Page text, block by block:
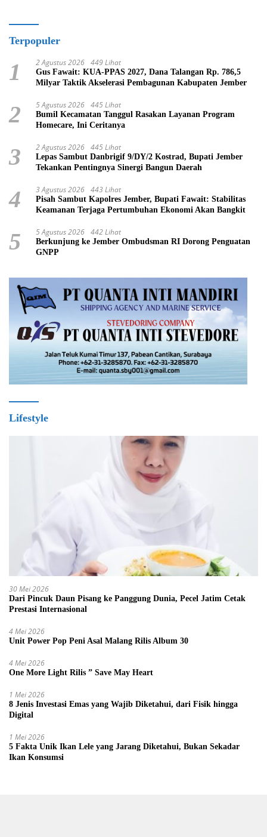
Terpopuler
1 2 Agustus 2026 449 Lihat
Gus Fawait: KUA-PPAS 2027, Dana Talangan Rp. 786,5
Milyar Taktik Akselerasi Pembagunan Kabupaten Jember
2 5 Agustus 2026 445 Lihat
Bumil Kecamatan Tanggul Rasakan Layanan Program
Homecare, Ini Ceritanya
3 2 Agustus 2026 445 Lihat
Lepas Sambut Danbrigif 9/DY/2 Kostrad, Bupati Jember
Tekankan Pentingnya Sinergi Bangun Daerah
4 3 Agustus 2026 443 Lihat
Pisah Sambut Kapolres Jember, Bupati Fawait: Stabilitas
Keamanan Terjaga Pertumbuhan Ekonomi Akan Bangkit
5 5 Agustus 2026 442 Lihat
Berkunjung ke Jember Ombudsman RI Dorong Penguatan
GNPP
Lifestyle
30 Mei 2026
Dari Pincuk Daun Pisang ke Panggung Dunia, Pecel Jatim Cetak
Prestasi Internasional
4 Mei 2026
Unit Power Pop Peni Asal Malang Rilis Album 30
4 Mei 2026
One More Light Rilis ” Save May Heart
1 Mei 2026
8 Jenis Investasi Emas yang Wajib Diketahui, dari Fisik hingga
Digital
1 Mei 2026
5 Fakta Unik Ikan Lele yang Jarang Diketahui, Bukan Sekadar
Ikan Konsumsi